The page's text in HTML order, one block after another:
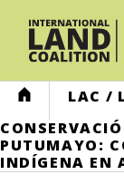
HOME LAC /
PUTUMAYO:
INDÍGENA EN